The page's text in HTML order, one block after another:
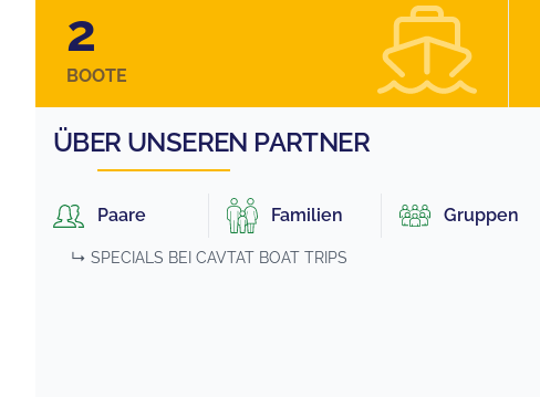
2
BOOTE
ÜBER UNSEREN PARTNER
Paare Familien Gruppen
↳ SPECIALS BEI CAVTAT BOAT TRIPS